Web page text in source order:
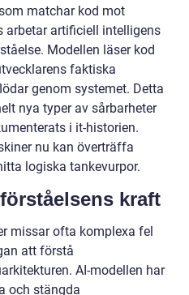
matchar kod mot
arbetar artificiell intelligens
Modellen läser kod
faktiska
genom systemet. Detta
nya typer av sårbarheter
i it-historien.
nu kan överträffa
logiska tankevurpor.
kraft
missar ofta komplexa fel
att förstå
AI-modellen har
och stängda